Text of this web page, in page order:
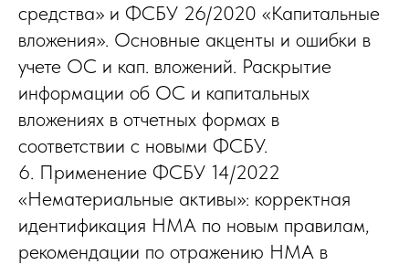
средства» и ФСБУ 26/2020 «Капитальные
вложения». Основные акценты и ошибки в
учете ОС и кап. вложений. Раскрытие
информации об ОС и капитальных
вложениях в отчетных формах в
соответствии с новыми ФСБУ.
6. Применение ФСБУ 14/2022
«Нематериальные активы»: корректная
идентификация НМА по новым правилам,
рекомендации по отражению НМА в